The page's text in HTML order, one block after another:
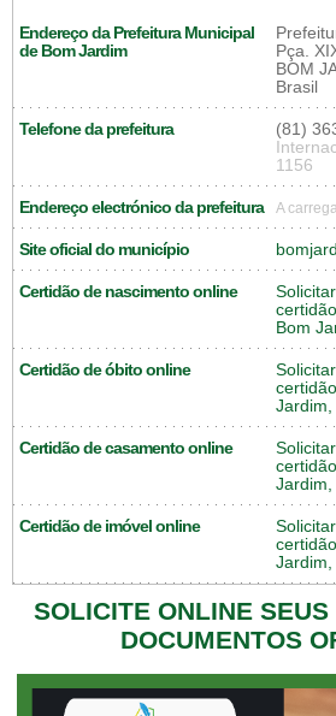
Endereço da Prefeitura Municipal
de Bom Jardim
Pça.
BOM
Brasil
Telefone da prefeitura
(81)
1156
Endereço electrónico da prefeitura A
Site oficial do município
Certidão de nascimento online
Bom
Certidão de óbito online
Jardim,
Certidão de casamento online
Jardim,
Certidão de imóvel online
Jardim,
SOLICITE ONLINE
DOCUMENTOS